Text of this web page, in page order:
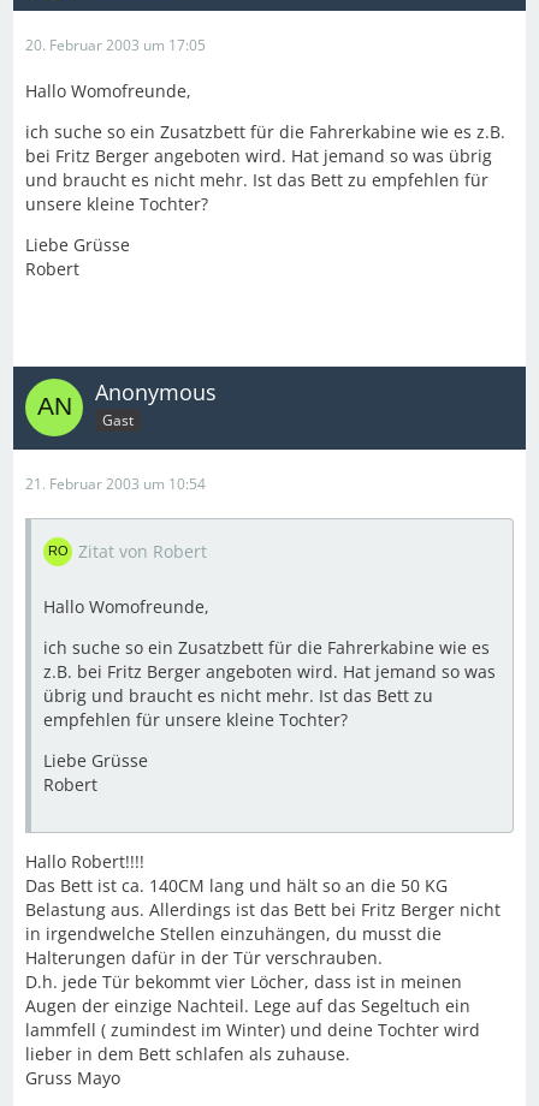
20. Februar 2003 um 17:05
Hallo Womofreunde,
ich suche so ein Zusatzbett für die Fahrerkabine wie es z.B.
bei Fritz Berger angeboten wird. Hat jemand so was übrig
und braucht es nicht mehr. Ist das Bett zu empfehlen für
unsere kleine Tochter?
Liebe Grüsse
Robert
Anonymous
Gast
21. Februar 2003 um 10:54
Zitat von Robert
Hallo Womofreunde,
ich suche so ein Zusatzbett für die Fahrerkabine wie es
z.B. bei Fritz Berger angeboten wird. Hat jemand so was
übrig und braucht es nicht mehr. Ist das Bett zu
empfehlen für unsere kleine Tochter?
Liebe Grüsse
Robert
Hallo Robert!!!!
Das Bett ist ca. 140CM lang und hält so an die 50 KG
Belastung aus. Allerdings ist das Bett bei Fritz Berger nicht
in irgendwelche Stellen einzuhängen, du musst die
Halterungen dafür in der Tür verschrauben.
D.h. jede Tür bekommt vier Löcher, dass ist in meinen
Augen der einzige Nachteil. Lege auf das Segeltuch ein
lammfell ( zumindest im Winter) und deine Tochter wird
lieber in dem Bett schlafen als zuhause.
Gruss Mayo